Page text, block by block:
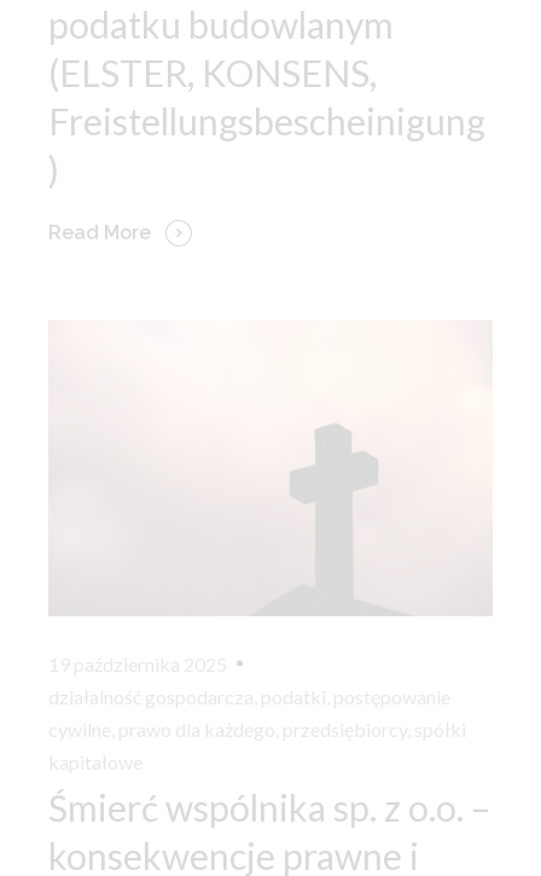
podatku budowlanym
(ELSTER, KONSENS,
Freistellungsbescheinigung
)
Read More
19 października 2025
działalność gospodarcza podatki postępowanie
cywilne
prawo dla każdego przedsiębiorcy
spółki
kapitałowe
Śmierć wspólnika sp. z o.o. –
konsekwencje prawne i